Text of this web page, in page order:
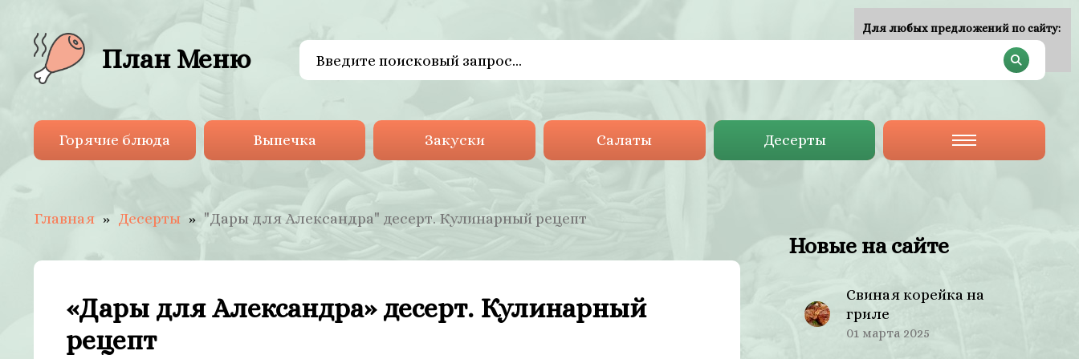
План Меню
Горячие блюда Выпечка Закуски Салаты Десерты
Главная Десерты "Дары для Александра" десерт. Кулинарный рецепт
«Дары для Александра» десерт. Кулинарный
рецепт
Новые на сайте
Свиная корейка на
гриле
01 марта 2025
Для любых предложений по сайту: